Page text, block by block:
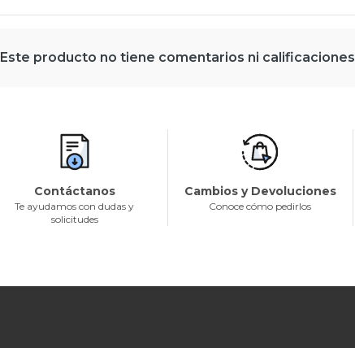
Este producto no tiene comentarios ni calificaciones
Contáctanos
Te ayudamos con dudas y
solicitudes
Cambios y Devoluciones
Conoce cómo pedirlos